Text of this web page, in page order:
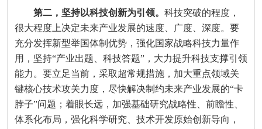
第二，坚持以科技创新为引领。 科技突破的程度，
很大程度上决定未来产业发展的速度、广度、深度。要
充分发挥新型举国体制优势，强化国家战略科技力量作
用，坚持“产业出题、科技答题”，大力提升科技支撑引领
能力。要立足当前，采取超常规措施，加大重点领域关
键核心技术攻关力度，尽快解决制约未来产业发展的“卡
脖子”问题；着眼长远，加强基础研究战略性、前瞻性、
体系化布局，强化科学研究、技术开发原始创新导向，